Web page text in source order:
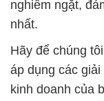
nghiêm ngặt,
nhất.
Hãy để chúng
áp dụng các
kinh doanh của